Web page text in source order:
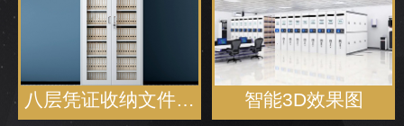
八层凭证收纳文件… 智能3D效果图